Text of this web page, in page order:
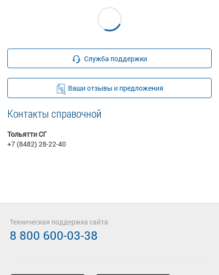
Служба поддержки
Ваши отзывы и предложения
Контакты справочной
Тольятти СГ
+7 (8482) 28-22-40
Техническая поддержка сайта
8 800 600-03-38